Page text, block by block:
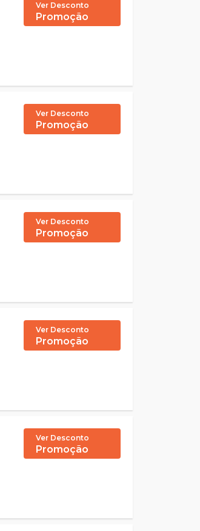
Ver Desconto
Promoção
Ver Desconto
Promoção
Ver Desconto
Promoção
Ver Desconto
Promoção
Ver Desconto
Promoção